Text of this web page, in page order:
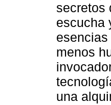
secretos
escucha
menos
una